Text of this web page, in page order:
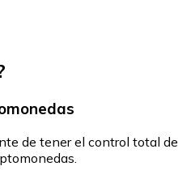
de tener el control total de